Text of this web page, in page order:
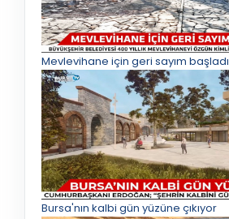
Mevlevihane için geri sayım başladı
Bursa'nın kalbi gün yüzüne çıkıyor